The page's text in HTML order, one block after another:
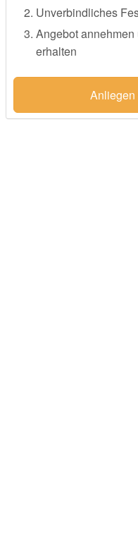
Unverbindliches
Angebot
erhalten